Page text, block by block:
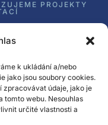
k ukládání a/nebo
jako jsou soubory cookies.
zpracovávat údaje, jako je
tomto webu. Nesouhlas
určité vlastnosti a
PROJEKTY